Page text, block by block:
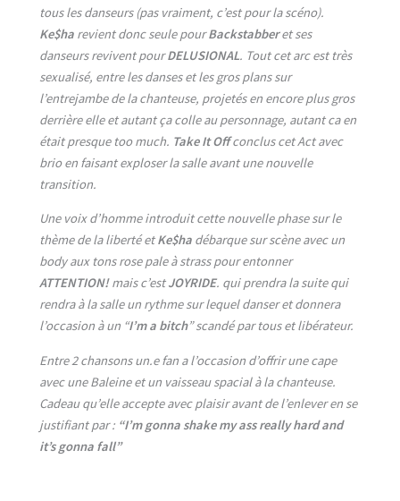
tous les danseurs (pas vraiment, c’est pour la scéno).
Ke$ha revient donc seule pourBackstabberet ses
danseurs revivent pourDELUSIONAL. Tout cet arc est très
sexualisé, entre les danses et les gros plans sur
l’entrejambe de la chanteuse, projetés en encore plus gros
derrière elle et autant ça colle au personnage, autant ca en
était presque too much. Take It Offconclus cet Act avec
brio en faisant exploser la salle avant une nouvelle
transition.
Une voix d’homme introduit cette nouvelle phase sur le
thème de la liberté etKe$ha débarque sur scène avec un
body aux tons rose pale à strass pour entonner
ATTENTION!mais c’estJOYRIDE. qui prendra la suite qui
rendra à la salle un rythme sur lequel danser et donnera
l’occasion à un “I’m a bitch” scandé par tous et libérateur.
Entre 2 chansons un.e fan a l’occasion d’offrir une cape
avec une Baleine et un vaisseau spacial à la chanteuse.
Cadeau qu’elle accepte avec plaisir avant de l’enlever en se
justifiant par : “I’m gonna shake my ass really hard and
it’s gonna fall”